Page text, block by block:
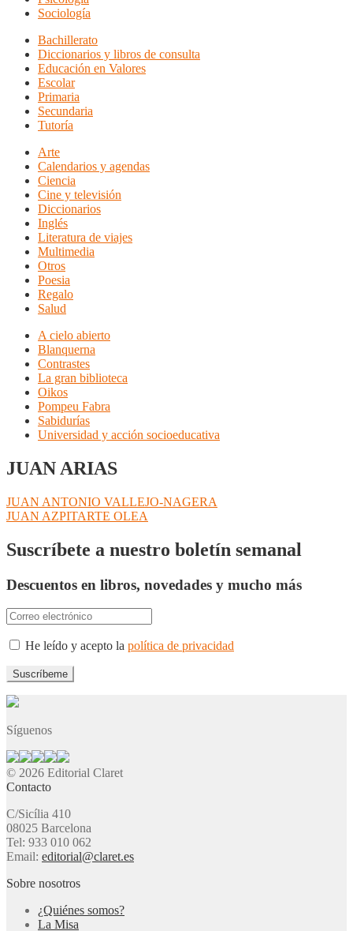
Sociología
Bachillerato
Diccionarios y libros de consulta
Educación en Valores
Escolar
Primaria
Secundaria
Tutoría
Arte
Calendarios y agendas
Ciencia
Cine y televisión
Diccionarios
Inglés
Literatura de viajes
Multimedia
Otros
Poesia
Regalo
Salud
A cielo abierto
Blanquerna
Contrastes
La gran biblioteca
Oikos
Pompeu Fabra
Sabidurías
Universidad y acción socioeducativa
JUAN ARIAS
Navegación
de
entradas
Anterior:
JUAN ANTONIO VALLEJO-NAGERA
Siguiente:
JUAN AZPITARTE OLEA
Suscríbete a nuestro boletín semanal
Descuentos en libros, novedades y mucho más
He leído y acepto la política de privacidad
Síguenos
© 2026 Editorial Claret
Contacto
C/Sicília 410
08025 Barcelona
Tel: 933 010 062
Email: editorial@claret.es
Sobre nosotros
¿Quiénes somos?
La Misa